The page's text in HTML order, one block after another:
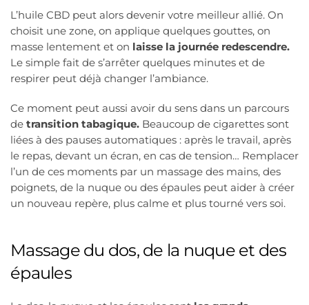
L’huile CBD peut alors devenir votre meilleur allié. On
choisit une zone, on applique quelques gouttes, on
masse lentement et on laisse la journée redescendre.
Le simple fait de s’arrêter quelques minutes et de
respirer peut déjà changer l’ambiance.
Ce moment peut aussi avoir du sens dans un parcours
de transition tabagique. Beaucoup de cigarettes sont
liées à des pauses automatiques : après le travail, après
le repas, devant un écran, en cas de tension… Remplacer
l’un de ces moments par un massage des mains, des
poignets, de la nuque ou des épaules peut aider à créer
un nouveau repère, plus calme et plus tourné vers soi.
Massage du dos, de la nuque et des
épaules